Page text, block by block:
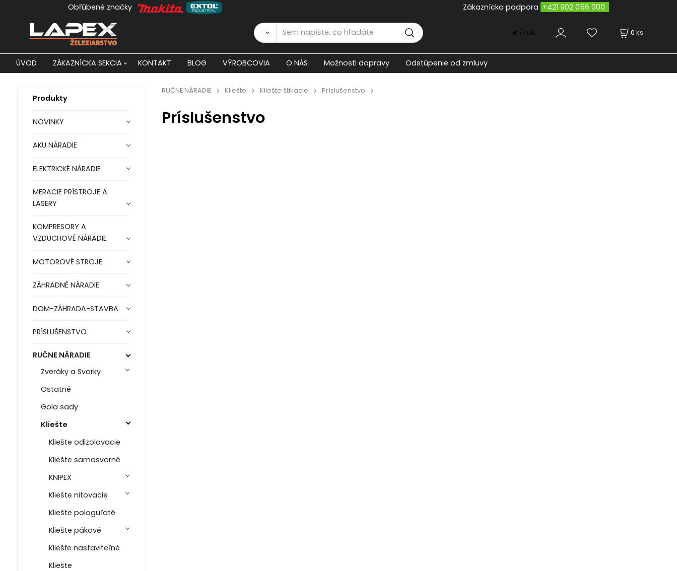
Obľúbené značky Zákaznícka podpora +421 902 056 000
0 ks
€ / EUR
ÚVOD ZÁKAZNÍCKA SEKCIA KONTAKT BLOG VÝROBCOVIA O NÁS Možnosti dopravy Odstúpenie od zmluvy
Produkty
NOVINKY
AKU NÁRADIE
ELEKTRICKÉ NÁRADIE
MERACIE PRÍSTROJE A
LASERY
KOMPRESORY A
VZDUCHOVÉ NÁRADIE
MOTOROVÉ STROJE
ZÁHRADNÉ NÁRADIE
DOM-ZÁHRADA-STAVBA
PRÍSLUŠENSTVO
RUČNE NÁRADIE
Zveráky a Svorky
Ostatné
Gola sady
Kliešte
Kliešte odizolovacie
Kliešte samosvorné
KNIPEX
Kliešte nitovacie
Kliešte pologuľaté
Kliešte pákové
Kliešťe nastaviteľné
Kliešte
RUČNE NÁRADIE Kliešte Kliešte štikacie Príslušenstvo
Príslušenstvo